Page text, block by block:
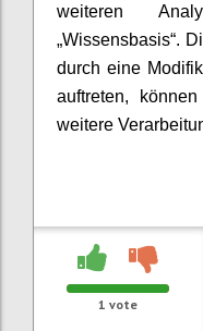
weiteren
„Wissensbasis“.
durch eine
auftreten,
weitere
1 vote